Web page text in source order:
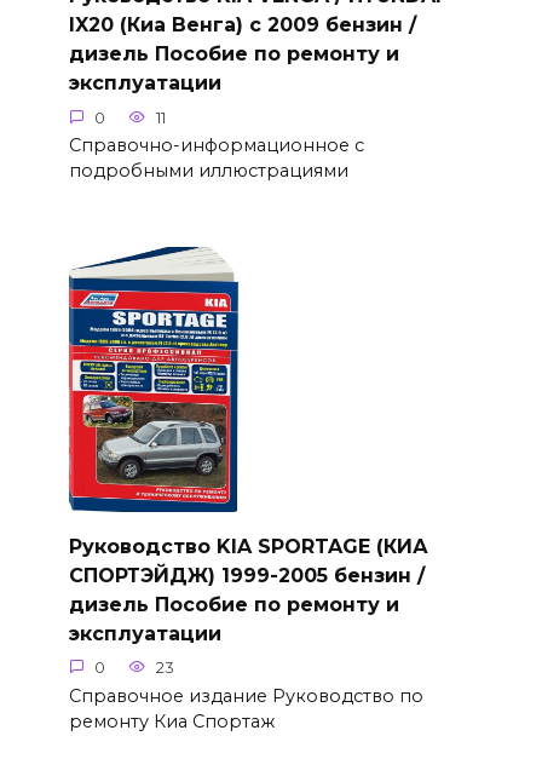
IX20 (Киа Венга) с 2009 бензин /
дизель Пособие по ремонту и
эксплуатации
0 11
Справочно-информационное с
подробными иллюстрациями
Руководство KIA SPORTAGE (КИА
СПОРТЭЙДЖ) 1999-2005 бензин /
дизель Пособие по ремонту и
эксплуатации
0 23
Справочное издание Руководство по
ремонту Киа Спортаж